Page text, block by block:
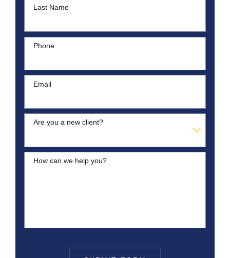
Last Name
Phone
Email
Are you a new client?
How can we help you?